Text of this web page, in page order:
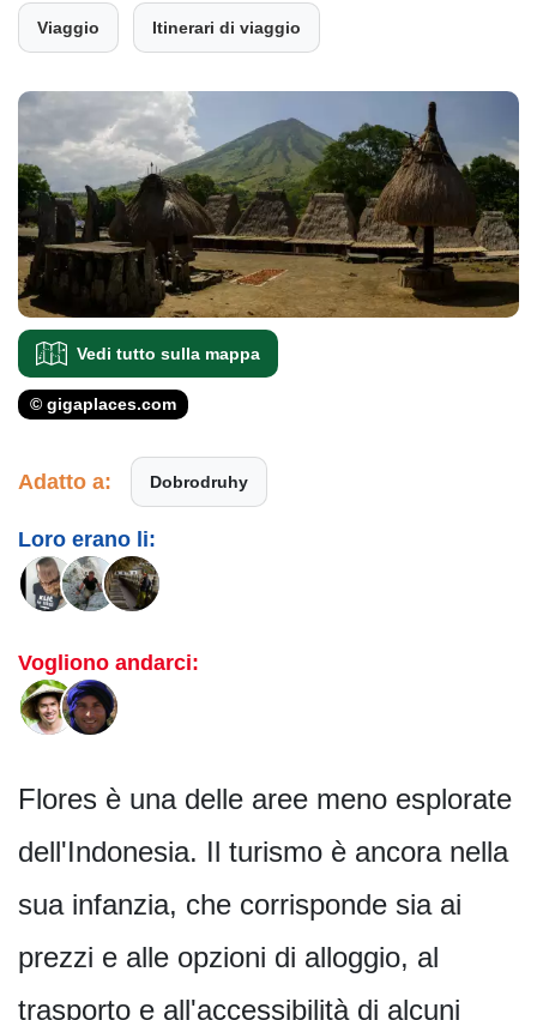
Viaggio Itinerari di viaggio
Vedi tutto sulla mappa
© gigaplaces.com
Adatto a: Dobrodruhy
Loro erano li:
Vogliono andarci:
Flores è una delle aree meno esplorate
dell'Indonesia. Il turismo è ancora nella
sua infanzia, che corrisponde sia ai
prezzi e alle opzioni di alloggio, al
trasporto e all'accessibilità di alcuni